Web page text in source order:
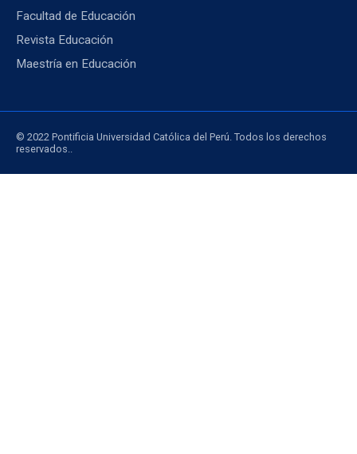
Facultad de Educación
Revista Educación
Maestría en Educación
© 2022 Pontificia Universidad Católica del Perú. Todos los derechos
reservados..